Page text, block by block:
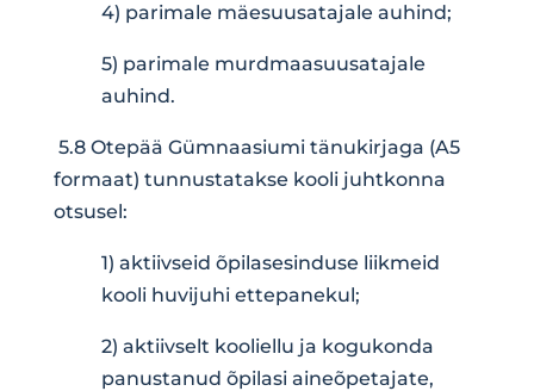
4) parimale mäesuusatajale auhind;
5) parimale murdmaasuusatajale
auhind.
5.8 Otepää Gümnaasiumi tänukirjaga (A5
formaat) tunnustatakse kooli juhtkonna
otsusel:
1) aktiivseid õpilasesinduse liikmeid
kooli huvijuhi ettepanekul;
2) aktiivselt kooliellu ja kogukonda
panustanud õpilasi aineõpetajate,